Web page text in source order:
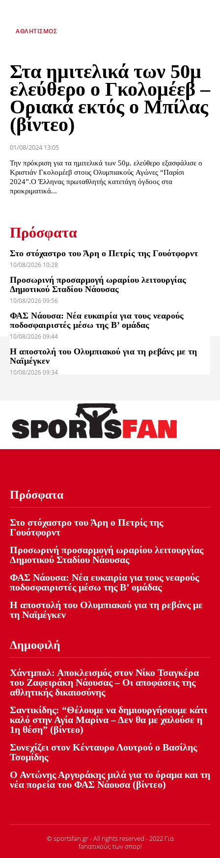
ΑΘΛΗΤΙΣΜΌΣ
Στα ημιτελικά των 50μ
ελεύθερο ο Γκολομέεβ –
Οριακά εκτός ο Μπίλας
(βίντεο)
01/08/2024 13:05
Την πρόκριση για τα ημιτελικά των 50μ. ελεύθερο εξασφάλισε ο
Κριστιάν Γκολομέεβ στους Ολυμπιακούς Αγώνες “Παρίσι
2024”.Ο Έλληνας πρωταθλητής κατετάγη όγδοος στα
προκριματικά...
Πρόσφατα
Στο στόχαστρο του Άρη ο Πετρίς της Γουότφορντ
10/08/2026 10:28
Προσωρινή προσαρμογή ωραρίου λειτουργίας
Δημοτικού Σταδίου Νάουσας
10/08/2026 09:56
ΦΑΣ Νάουσα: Νέα ευκαιρία για τους νεαρούς
ποδοσφαιριστές μέσω της Β’ ομάδας
10/08/2026 09:44
Η αποστολή του Ολυμπιακού για τη ρεβάνς με τη
Ναϊμέγκεν
10/08/2026 09:34
Πρόσφατα
Στο στόχαστρο του Άρη ο Πετρίς της
Γουότφορντ
Προσωρινή προσαρμογή ωραρίου λειτουργίας
Δημοτικού Σταδίου Νάουσας
ΦΑΣ Νάουσα: Νέα ευκαιρία για τους νεαρούς
ποδοσφαιριστές μέσω της Β’ ομάδας
Η αποστολή του Ολυμπιακού για τη ρεβάνς με
τη Ναϊμέγκεν
Δημοφιλή
Χάντμπολ: Αποκλεισμός στον Νίκο Τσαγκέρα
του Ζαφειράκη Νάουσας – Οι αποφάσεις της
αθλητικής δικαιοσύνης
Σαντικίδης: “Θέλουμε να δημιουργήσουμε κάτι
καλό στην Αγία Μαρίνα – Δεν θα με χαλούσε η
1η θέση” (βίντεο)
Συνεχίζει στον Κένταυρο Λουτρού ο Βασίλης
Τσομίδης
Ο Αντώνης Αργυράκης μιλά για το όραμα και τη
νέα πορεία του ΦΑΣ Νάουσα (βίντεο)
© sportsfan.gr - All rights reserved - 2022 Για
fanατικούς των σπορ!